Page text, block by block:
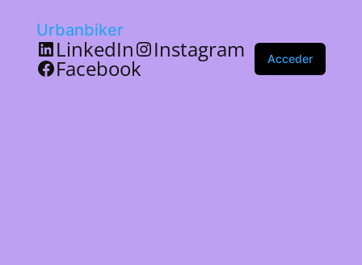
Urbanbiker
LinkedIn Instagram
Facebook Acceder